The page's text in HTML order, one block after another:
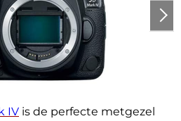
IV is de perfecte metgezel